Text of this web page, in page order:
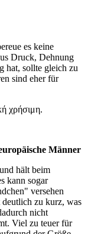
es keine
Druck, Dehnung
hat, sollte gleich zu
sind eher für
χρήσιμη.
Männer
hält beim
kann sogar
versehen
zu kurz, was
nicht
Viel zu teuer für